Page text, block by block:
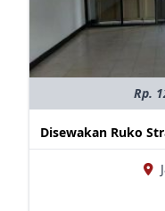
Rp.
Disewakan Ruko